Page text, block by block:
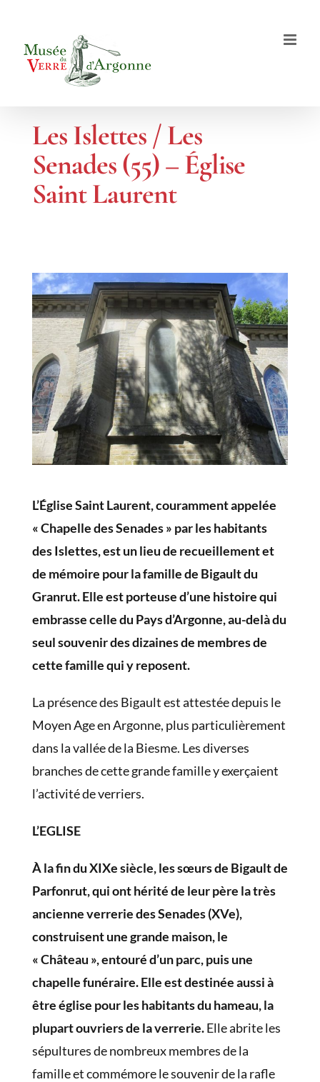
contenu
Les Islettes / Les
Senades (55) – Église
Saint Laurent
L’Église Saint Laurent, couramment appelée
« Chapelle des Senades » par les habitants
des Islettes,est un lieu de recueillement et
de mémoire pour la famille de Bigault du
Granrut. Elle est porteuse d’une histoire qui
embrasse celle du Pays d’Argonne, au-delà du
seul souvenir des dizaines de membres de
cette famille qui y reposent.
La présence des Bigault est attestée depuis le
Moyen Age en Argonne, plus particulièrement
dans la vallée de la Biesme. Les diverses
branches de cette grande famille y exerçaient
l’activité de verriers.
L’EGLISE
À la fin du XIXe siècle, les sœurs de Bigault de
Parfonrut, qui ont hérité de leur père la très
ancienne verrerie des Senades (XVe),
construisent une grande maison, le
« Château », entouré d’un parc, puis une
chapelle funéraire. Elle est destinée aussi à
être église pour les habitants du hameau, la
plupart ouvriers de la verrerie.Elle abrite les
sépultures de nombreux membres de la
famille et commémore le souvenir de la rafle